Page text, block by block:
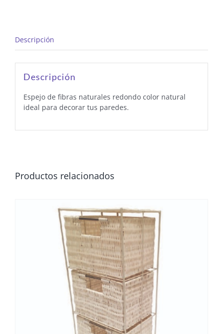
Descripción
Descripción
Espejo de fibras naturales redondo color natural
ideal para decorar tus paredes.
Productos relacionados